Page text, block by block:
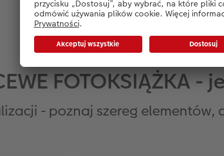
FOTOKSIĄŻKA
- poznaj szereg